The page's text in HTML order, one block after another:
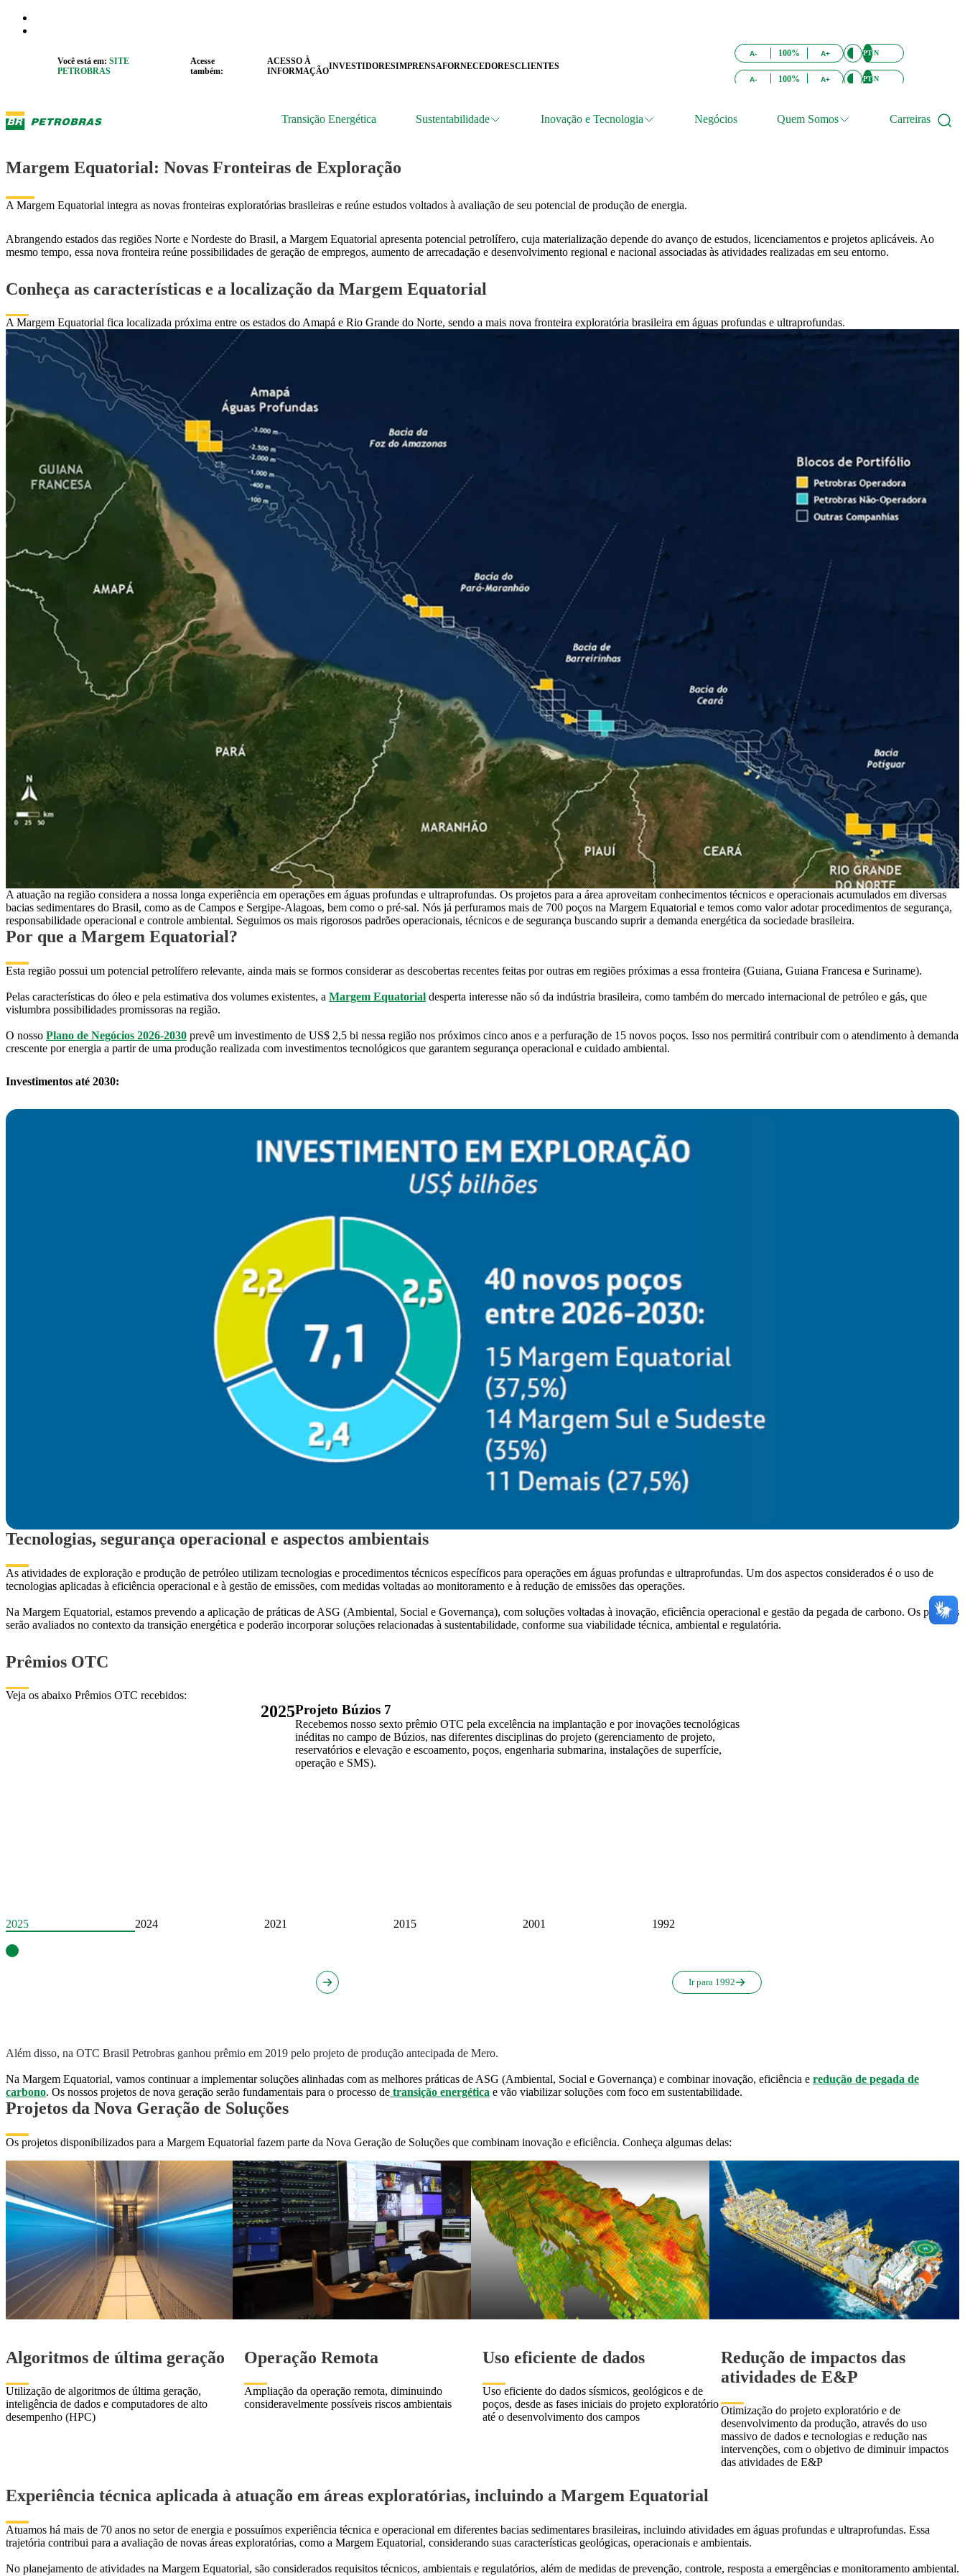
Você está em: SITE
PETROBRAS
Acesse
também:
ACESSO À
INFORMAÇÃOINVESTIDORESIMPRENSAFORNECEDORESCLIENTES
A- 100% A+ PTEN
A- 100% A+ PTEN
Transição Energética Sustentabilidade Inovação e Tecnologia Negócios Quem Somos Carreiras
Margem Equatorial: Novas Fronteiras de Exploração
A Margem Equatorial integra as novas fronteiras exploratórias brasileiras e reúne estudos voltados à avaliação de seu potencial de produção de energia.
Abrangendo estados das regiões Norte e Nordeste do Brasil, a Margem Equatorial apresenta potencial petrolífero, cuja materialização depende do avanço de estudos, licenciamentos e projetos aplicáveis. Ao
mesmo tempo, essa nova fronteira reúne possibilidades de geração de empregos, aumento de arrecadação e desenvolvimento regional e nacional associadas às atividades realizadas em seu entorno.
Conheça as características e a localização da Margem Equatorial
A Margem Equatorial fica localizada próxima entre os estados do Amapá e Rio Grande do Norte, sendo a mais nova fronteira exploratória brasileira em águas profundas e ultraprofundas.
A atuação na região considera a nossa longa experiência em operações em águas profundas e ultraprofundas. Os projetos para a área aproveitam conhecimentos técnicos e operacionais acumulados em diversas
bacias sedimentares do Brasil, como as de Campos e Sergipe-Alagoas, bem como o pré-sal. Nós já perfuramos mais de 700 poços na Margem Equatorial e temos como valor adotar procedimentos de segurança,
responsabilidade operacional e controle ambiental. Seguimos os mais rigorosos padrões operacionais, técnicos e de segurança buscando suprir a demanda energética da sociedade brasileira.
Por que a Margem Equatorial?
Esta região possui um potencial petrolífero relevante, ainda mais se formos considerar as descobertas recentes feitas por outras em regiões próximas a essa fronteira (Guiana, Guiana Francesa e Suriname).
Pelas características do óleo e pela estimativa dos volumes existentes, a Margem Equatorial desperta interesse não só da indústria brasileira, como também do mercado internacional de petróleo e gás, que
vislumbra possibilidades promissoras na região.
O nosso Plano de Negócios 2026-2030 prevê um investimento de US$ 2,5 bi nessa região nos próximos cinco anos e a perfuração de 15 novos poços. Isso nos permitirá contribuir com o atendimento à demanda
crescente por energia a partir de uma produção realizada com investimentos tecnológicos que garantem segurança operacional e cuidado ambiental.
Investimentos até 2030:
Tecnologias, segurança operacional e aspectos ambientais
As atividades de exploração e produção de petróleo utilizam tecnologias e procedimentos técnicos específicos para operações em águas profundas e ultraprofundas. Um dos aspectos considerados é o uso de
tecnologias aplicadas à eficiência operacional e à gestão de emissões, com medidas voltadas ao monitoramento e à redução de emissões das operações.
Na Margem Equatorial, estamos prevendo a aplicação de práticas de ASG (Ambiental, Social e Governança), com soluções voltadas à inovação, eficiência operacional e gestão da pegada de carbono. Os projetos
serão avaliados no contexto da transição energética e poderão incorporar soluções relacionadas à sustentabilidade, conforme sua viabilidade técnica, ambiental e regulatória.
Prêmios OTC
Veja os abaixo Prêmios OTC recebidos:
2025Projeto Búzios 7
Recebemos nosso sexto prêmio OTC pela excelência na implantação e por inovações tecnológicas
inéditas no campo de Búzios, nas diferentes disciplinas do projeto (gerenciamento de projeto,
reservatórios e elevação e escoamento, poços, engenharia submarina, instalações de superfície,
operação e SMS).
2025 2024 2021 2015 2001 1992
Ir para 1992
Além disso, na OTC Brasil Petrobras ganhou prêmio em 2019 pelo projeto de produção antecipada de Mero.
Na Margem Equatorial, vamos continuar a implementar soluções alinhadas com as melhores práticas de ASG (Ambiental, Social e Governança) e combinar inovação, eficiência e redução de pegada de
carbono. Os nossos projetos de nova geração serão fundamentais para o processo de transição energética e vão viabilizar soluções com foco em sustentabilidade.
Projetos da Nova Geração de Soluções
Os projetos disponibilizados para a Margem Equatorial fazem parte da Nova Geração de Soluções que combinam inovação e eficiência. Conheça algumas delas:
Algoritmos de última geração
Utilização de algoritmos de última geração,
inteligência de dados e computadores de alto
desempenho (HPC)
Operação Remota
Ampliação da operação remota, diminuindo
consideravelmente possíveis riscos ambientais
Uso eficiente de dados
Uso eficiente do dados sísmicos, geológicos e de
poços, desde as fases iniciais do projeto exploratório
até o desenvolvimento dos campos
Redução de impactos das
atividades de E&P
Otimização do projeto exploratório e de
desenvolvimento da produção, através do uso
massivo de dados e tecnologias e redução nas
intervenções, com o objetivo de diminuir impactos
das atividades de E&P
Experiência técnica aplicada à atuação em áreas exploratórias, incluindo a Margem Equatorial
Atuamos há mais de 70 anos no setor de energia e possuímos experiência técnica e operacional em diferentes bacias sedimentares brasileiras, incluindo atividades em águas profundas e ultraprofundas. Essa
trajetória contribui para a avaliação de novas áreas exploratórias, como a Margem Equatorial, considerando suas características geológicas, operacionais e ambientais.
No planejamento de atividades na Margem Equatorial, são considerados requisitos técnicos, ambientais e regulatórios, além de medidas de prevenção, controle, resposta a emergências e monitoramento ambiental.
caixa de cookies